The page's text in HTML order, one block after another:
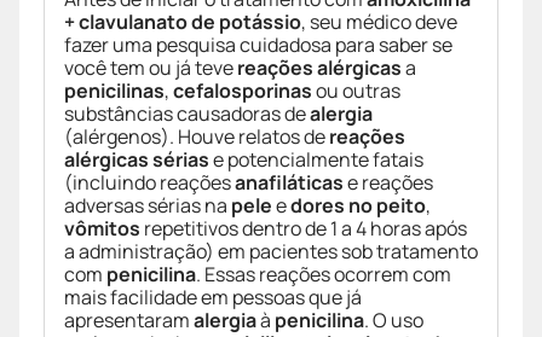
+ clavulanato de potássio, seu médico deve
fazer uma pesquisa cuidadosa para saber se
você tem ou já tevereações alérgicasa
penicilinas,cefalosporinasou outras
substâncias causadoras dealergia
(alérgenos). Houve relatos dereações
alérgicas sériase potencialmente fatais
(incluindo reaçõesanafiláticase reações
adversas sérias na peleedores no peito,
vômitos repetitivos dentro de 1 a 4 horas após
a administração) em pacientes sob tratamento
com penicilina. Essas reações ocorrem com
mais facilidade em pessoas que já
apresentaramalergiaà penicilina. O uso